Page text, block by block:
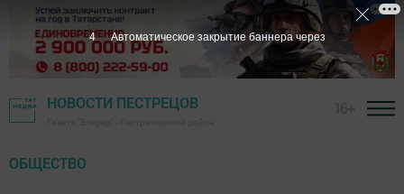
НОВОСТИ ПЕСТРЕЦОВ
ОБЩЕСТВО
3 Автоматическое закрытие баннера через